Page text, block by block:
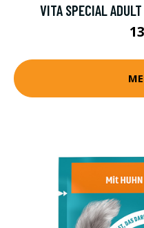
VITA SPECIAL